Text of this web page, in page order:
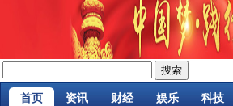
首页 资讯 财经 娱乐 科技